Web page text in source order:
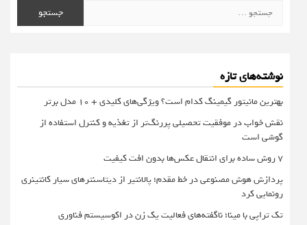
برای:
نوشته‌های تازه
بهترین مانیتور گیمینگ کدام است؟ ویژگی‌های کلیدی + 10 مدل برتر
نقش خواب در موفقیت تحصیلی پررنگ‌تر از تغذیه و کنترل استفاده از
گوشی است
۷ روش ساده برای انتقال عکس‌ها بدون افت کیفیت
پردازش هوش مصنوعی در خط مقدم؛ پالانتیر از دیتاسنترهای سیار کانتینری
رونمایی کرد
تک تراپی با مینا؛ ناگفته‌های فعالیت یک زن در اکوسیستم فناوری